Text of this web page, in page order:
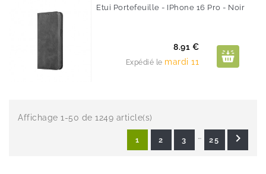
Etui Portefeuille - IPhone 16 Pro - Noir
Prix
8.91 €
Expédié le mardi 11
Affichage 1-50 de 1249 article(s)
1 2 3 … 25 